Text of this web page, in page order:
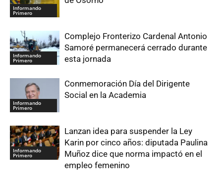
Informando
Primero
Informando
Primero
Complejo Fronterizo Cardenal Antonio
Samoré permanecerá cerrado durante
esta jornada
Informando
Primero
Conmemoración Día del Dirigente
Social en la Academia
Informando
Primero
Lanzan idea para suspender la Ley
Karin por cinco años: diputada Paulina
Muñoz dice que norma impactó en el
empleo femenino